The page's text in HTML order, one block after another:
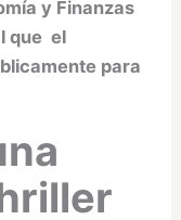
y Finanzas
que el
para